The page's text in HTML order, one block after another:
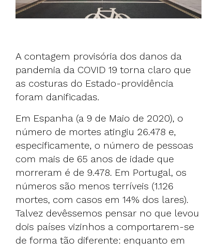
A contagem provisória dos danos da
pandemia da COVID 19 torna claro que
as costuras do Estado-providência
foram danificadas.
Em Espanha (a 9 de Maio de 2020), o
número de mortes atingiu 26.478 e,
especificamente, o número de pessoas
com mais de 65 anos de idade que
morreram é de 9.478. Em Portugal, os
números são menos terríveis (1.126
mortes, com casos em 14% dos lares).
Talvez devêssemos pensar no que levou
dois países vizinhos a comportarem-se
de forma tão diferente: enquanto em